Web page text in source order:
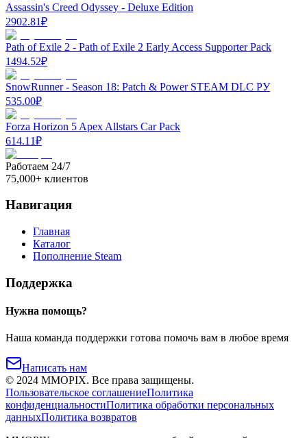
Assassin's Creed Odyssey - Deluxe Edition
2902.81₽
Path of Exile 2 - Path of Exile 2 Early Access Supporter Pack
1494.52₽
SnowRunner - Season 18: Patch & Power STEAM DLC РУ
535.00₽
Forza Horizon 5 Apex Allstars Car Pack
614.11₽
Работаем 24/7
75,000+ клиентов
Навигация
Главная
Каталог
Пополнение Steam
Поддержка
Нужна помощь?
Наша команда поддержки готова помочь вам в любое время
Написать нам
© 2024 MMOPIX. Все права защищены.
Пользовательское соглашениеПолитика
конфиденциальностиПолитика обработки персональных
данныхПолитика возвратов